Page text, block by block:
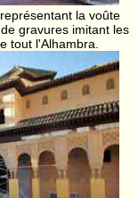
la voûte
gravures imitant les
tout l'Alhambra.